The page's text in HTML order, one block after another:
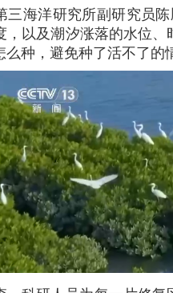
三海洋研究所副研究员
，以及潮汐涨落的水位
种，避免种了活不了的